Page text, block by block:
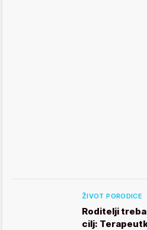
ŽIVOT PORODICE
Roditelji treba
cilj: